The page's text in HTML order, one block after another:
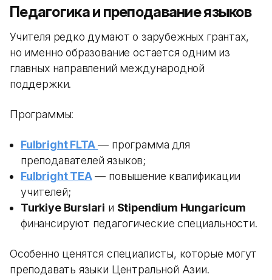
Педагогика и преподавание языков
Учителя редко думают о зарубежных грантах,
но именно образование остается одним из
главных направлений международной
поддержки.
Программы:
Fulbright FLTA — программа для
преподавателей языков;
Fulbright TEA— повышение квалификации
учителей;
Turkiye Burslari и Stipendium Hungaricum
финансируют педагогические специальности.
Особенно ценятся специалисты, которые могут
преподавать языки Центральной Азии.